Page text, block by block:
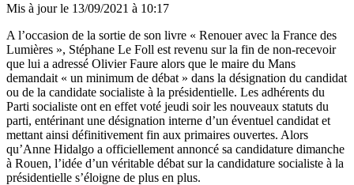
Mis à jour le 13/09/2021 à 10:17
A l’occasion de la sortie de son livre « Renouer avec la France des
Lumières », Stéphane Le Foll est revenu sur la fin de non-recevoir
que lui a adressé Olivier Faure alors que le maire du Mans
demandait « un minimum de débat » dans la désignation du candidat
ou de la candidate socialiste à la présidentielle. Les adhérents du
Parti socialiste ont en effet voté jeudi soir les nouveaux statuts du
parti, entérinant une désignation interne d’un éventuel candidat et
mettant ainsi définitivement fin aux primaires ouvertes. Alors
qu’Anne Hidalgo a officiellement annoncé sa candidature dimanche
à Rouen, l’idée d’un véritable débat sur la candidature socialiste à la
présidentielle s’éloigne de plus en plus.